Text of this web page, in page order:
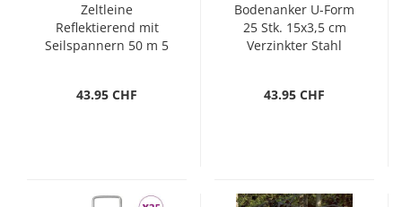
Zeltleine
Reflektierend mit
Seilspannern 50 m 5
43.95 CHF
Bodenanker U-Form
25 Stk. 15x3,5 cm
Verzinkter Stahl
43.95 CHF